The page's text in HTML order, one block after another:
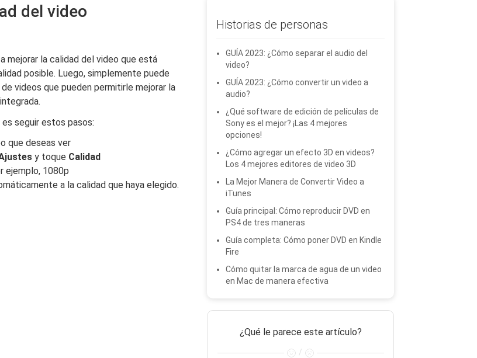
del video
mejorar la calidad del video que está
posible. Luego, simplemente puede
videos que pueden permitirle mejorar la
seguir estos pasos:
que deseas ver
y toque Calidad
ejemplo, 1080p
a la calidad que haya elegido.
Historias de personas
GUÍA 2023: ¿Cómo separar el audio del
video?
GUÍA 2023: ¿Cómo convertir un video a
audio?
¿Qué software de edición de películas de
Sony es el mejor? ¡Las 4 mejores
opciones!
¿Cómo agregar un efecto 3D en videos?
Los 4 mejores editores de video 3D
La Mejor Manera de Convertir Video a
iTunes
Guía principal: Cómo reproducir DVD en
PS4 de tres maneras
Guía completa: Cómo poner DVD en Kindle
Fire
Cómo quitar la marca de agua de un video
en Mac de manera efectiva
¿Qué le parece este artículo?
/